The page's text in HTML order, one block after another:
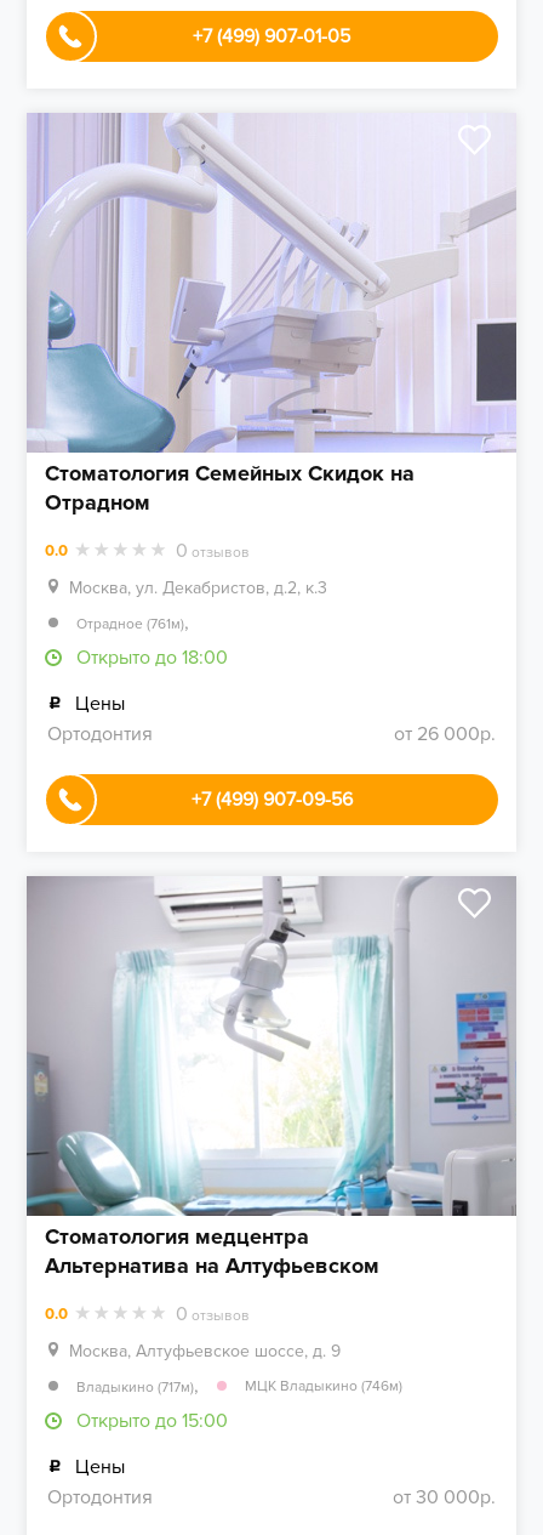
+7 (499) 907-01-05
Стоматология Семейных Скидок на
Отрадном
0.0 0 отзывов
Москва, ул. Декабристов, д.2, к.3
Отрадное (761м),
Открыто до 18:00
Цены
Ортодонтия
от 26 000р.
+7 (499) 907-09-56
Стоматология медцентра
Альтернатива на Алтуфьевском
0.0 0 отзывов
Москва, Алтуфьевское шоссе, д. 9
Владыкино (717м), МЦК Владыкино (746м)
Открыто до 15:00
Цены
Ортодонтия
от 30 000р.